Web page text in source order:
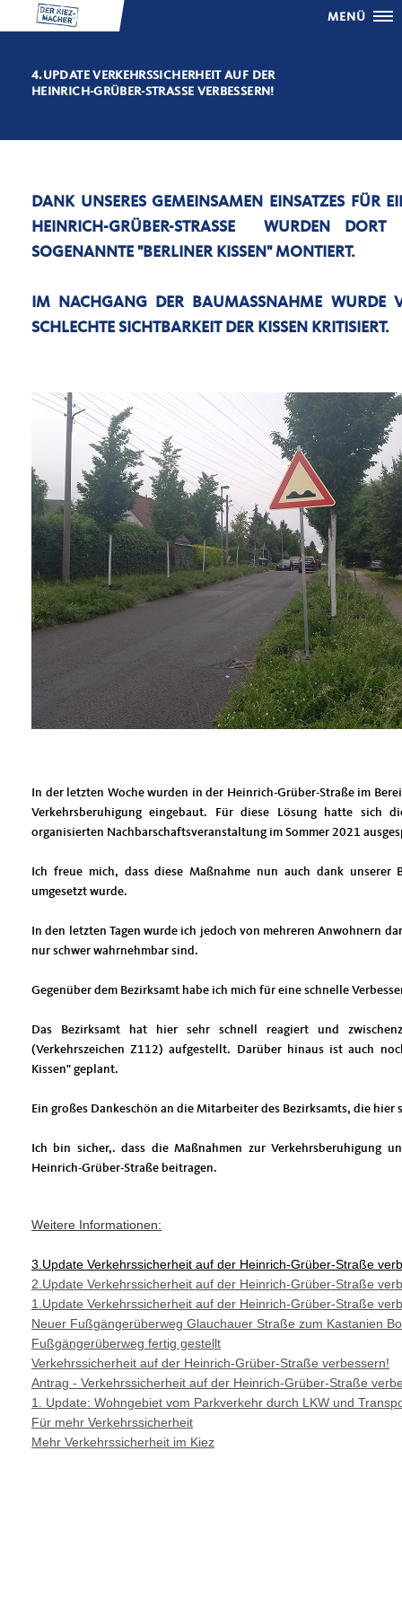
MENÜ
4.UPDATE VERKEHRSSICHERHEIT AUF DER
HEINRICH-GRÜBER-STRASSE VERBESSERN!
DANK UNSERES GEMEINSAMEN EINSATZES FÜR
HEINRICH-GRÜBER-STRASSE WURDEN DORT
OGENANNTE "BERLINER KISSEN" MONTIERT.
IM NACHGANG DER BAUMASSNAHME WURDE
CHLECHTE SICHTBARKEIT DER KISSEN KRITISIERT.
In der letzten Woche wurden in der Heinrich-Grüber-Straße im
Verkehrsberuhigung eingebaut. Für diese Lösung hatte sich
organisierten Nachbarschaftsveranstaltung im Sommer 2021
Ich freue mich, dass diese Maßnahme nun auch dank unserer
umgesetzt wurde.
In den letzten Tagen wurde ich jedoch von mehreren Anwohnern
nur schwer wahrnehmbar sind.
Gegenüber dem Bezirksamt habe ich mich für eine schnelle
Das Bezirksamt hat hier sehr schnell reagiert und
(Verkehrszeichen Z112) aufgestellt. Darüber hinaus ist auch
Kissen" geplant.
Ein großes Dankeschön an die Mitarbeiter des Bezirksamts, die
Ich bin sicher,. dass die Maßnahmen zur Verkehrsberuhigung
Heinrich-Grüber-Straße beitragen.
Weitere Informationen:
3.Update Verkehrssicherheit auf der Heinrich-Grüber-Straße
2.Update Verkehrssicherheit auf der Heinrich-Grüber-Straße
1.Update Verkehrssicherheit auf der Heinrich-Grüber-Straße
Neuer Fußgängerüberweg Glauchauer Straße zum Kastanien
Fußgängerüberweg fertig gestellt
Verkehrssicherheit auf der Heinrich-Grüber-Straße verbessern!
Antrag - Verkehrssicherheit auf der Heinrich-Grüber-Straße
1. Update: Wohngebiet vom Parkverkehr durch LKW und
Für mehr Verkehrssicherheit
Mehr Verkehrssicherheit im Kiez